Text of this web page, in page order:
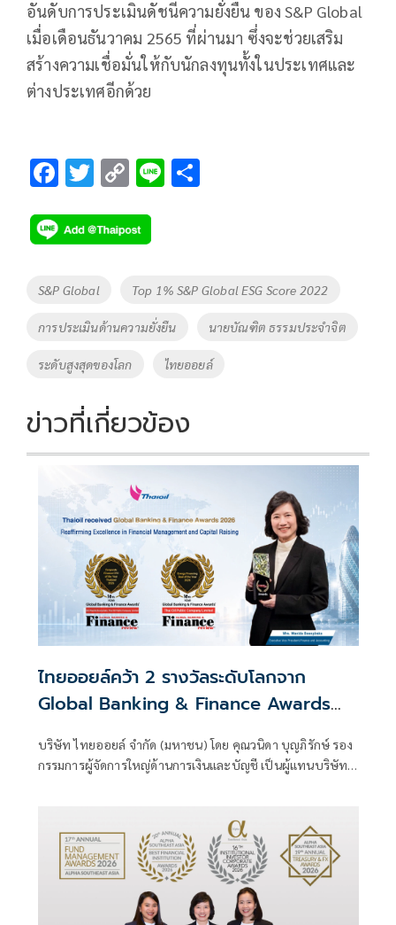
อันดับการประเมินดัชนีความยั่งยืน ของ S&P Global
เมื่อเดือนธันวาคม 2565 ที่ผ่านมา ซึ่งจะช่วยเสริม
สร้างความเชื่อมั่นให้กับนักลงทุนทั้งในประเทศและ
ต่างประเทศอีกด้วย
F
e
b
o
o
k
T
tt
er
C
p
y
Li
k
Li
Tags
S&P Global Top 1% S&P Global ESG Score 2022
การประเมินด้านความยั่งยืน นายบัณฑิต ธรรมประจำจิต
ระดับสูงสุดของโลก ไทยออยล์
ข่าวที่เกี่ยวข้อง
ไทยออยล์คว้า 2 รางวัลระดับโลกจาก
Global Banking & Finance Awards
การเงินและการระดมทุน
บริษัท ไทยออยล์ จำกัด (มหาชน) โดย คุณวนิดา บุญภิรักษ์ รอง
กรรมการผู้จัดการใหญ่ด้านการเงินและบัญชี เป็นผู้แทนบริษัทฯ